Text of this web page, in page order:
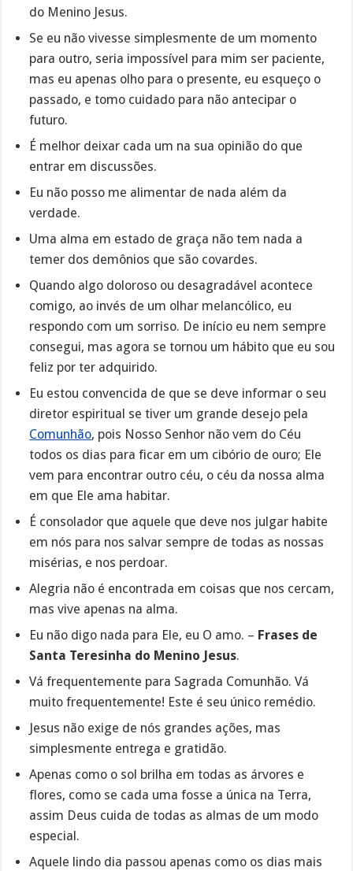
do Menino Jesus.
Se eu não vivesse simplesmente de um momento
para outro, seria impossível para mim ser paciente,
mas eu apenas olho para o presente, eu esqueço o
passado, e tomo cuidado para não antecipar o
futuro.
É melhor deixar cada um na sua opinião do que
entrar em discussões.
Eu não posso me alimentar de nada além da
verdade.
Uma alma em estado de graça não tem nada a
temer dos demônios que são covardes.
Quando algo doloroso ou desagradável acontece
comigo, ao invés de um olhar melancólico, eu
respondo com um sorriso. De início eu nem sempre
consegui, mas agora se tornou um hábito que eu sou
feliz por ter adquirido.
Eu estou convencida de que se deve informar o seu
diretor espiritual se tiver um grande desejo pela
Comunhão, pois Nosso Senhor não vem do Céu
todos os dias para ficar em um cibório de ouro; Ele
vem para encontrar outro céu, o céu da nossa alma
em que Ele ama habitar.
É consolador que aquele que deve nos julgar habite
em nós para nos salvar sempre de todas as nossas
misérias, e nos perdoar.
Alegria não é encontrada em coisas que nos cercam,
mas vive apenas na alma.
Eu não digo nada para Ele, eu O amo. – Frases de
Santa Teresinha do Menino Jesus.
Vá frequentemente para Sagrada Comunhão. Vá
muito frequentemente! Este é seu único remédio.
Jesus não exige de nós grandes ações, mas
simplesmente entrega e gratidão.
Apenas como o sol brilha em todas as árvores e
flores, como se cada uma fosse a única na Terra,
assim Deus cuida de todas as almas de um modo
especial.
Aquele lindo dia passou apenas como os dias mais